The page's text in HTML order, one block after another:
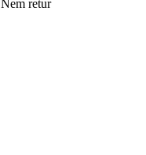
Nem retur